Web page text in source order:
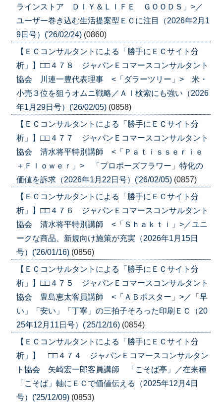
ラインストア ＤＩＹ＆ＬＩＦＥ ＧＯＯＤＳ」>／
ユーザー巻き込む生活提案型ＥＣに注目（2026年2月1
9日号）('26/02/24) (0860)
【ＥＣコンサルタントによる「勝手にＥＣサイト分
析」】□□４７８ ジャパンＥコマースコンサルタント
協会 川連一豊代表理事 <「ダラーツリー」> 米・
小売３位を狙うオムニ戦略／ＡＩ検索にも強い（2026
年1月29日号）('26/02/05) (0858)
【ＥＣコンサルタントによる「勝手にＥＣサイト分
析」】□□４７７ ジャパンＥコマースコンサルタント
協会 清水将平特別講師 <「Ｐａｔｉｓｓｅｒｉｅ
＋Ｆｌｏｗｅｒ」> 「プロポーズフラワー」特化の
価値を訴求（2026年1月22日号）('26/02/05) (0857)
【ＥＣコンサルタントによる「勝手にＥＣサイト分
析」】□□４７６ ジャパンＥコマースコンサルタント
協会 清水将平特別講師 <「Ｓｈａｋｔｉ」>／ユニ
ークな商品、新規向け施策が充実（2026年1月15日
号）('26/01/16) (0856)
【ＥＣコンサルタントによる「勝手にＥＣサイト分
析」】□□４７５ ジャパンＥコマースコンサルタント
協会 豊島恵太客員講師 <「ＡＢポスター」>／「早
い」「安い」「丁寧」の三拍子そろった印刷ＥＣ（20
25年12月11日号）('25/12/16) (0854)
【ＥＣコンサルタントによる「勝手にＥＣサイト分
析」】 □□４７４ ジャパンＥコマースコンサルタン
ト協会 矢崎宏一郎客員講師 「こそば亭」／在来種
「こそば」軸にＥＣで価値伝える（2025年12月4日
号）('25/12/09) (0853)